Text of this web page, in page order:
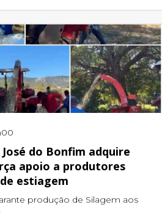
do Bonfim adquire
apoio a produtores
estiagem
produção de Silagem aos